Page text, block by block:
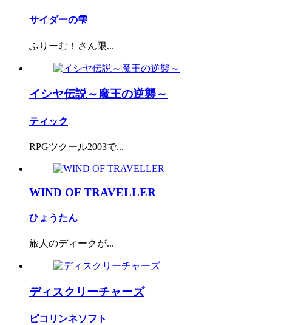
サイダーの雫
ふりーむ！さん限...
イシヤ伝説～魔王の逆襲～
ティック
RPGツクール2003で...
WIND OF TRAVELLER
ひょうたん
旅人のディークが...
ディスクリーチャーズ
ピコリンネソフト